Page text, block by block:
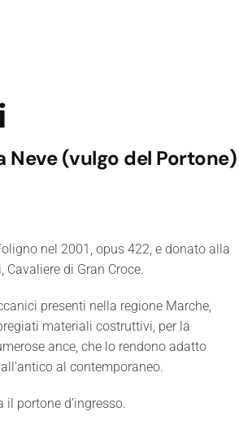
Neve (vulgo del Portone)
nel 2001, opus 422, e donato alla
di Gran Croce.
presenti nella regione Marche,
materiali costruttivi, per la
ance, che lo rendono adatto
al contemporaneo.
portone d’ingresso.